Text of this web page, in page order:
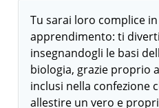
Tu sarai loro complice
apprendimento: ti
insegnandogli le basi
biologia, grazie proprio
inclusi nella confezione
allestire un vero e